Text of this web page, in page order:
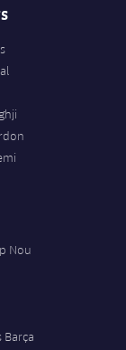
Nou
Barça